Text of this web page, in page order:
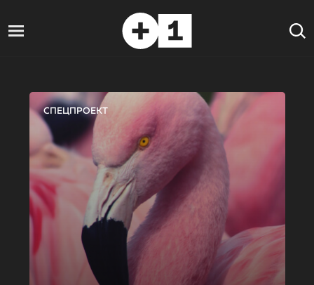
СПЕЦПРОЕКТ